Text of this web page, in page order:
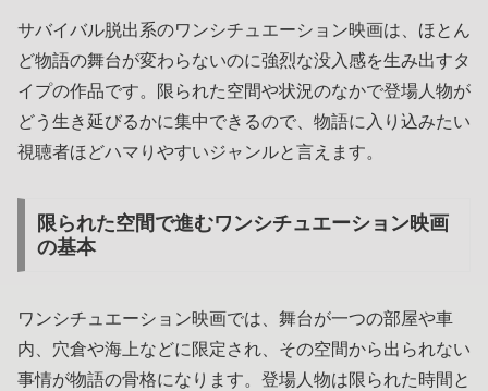
サバイバル脱出系のワンシチュエーション映画は、ほとん
ど物語の舞台が変わらないのに強烈な没入感を生み出すタ
イプの作品です。限られた空間や状況のなかで登場人物が
どう生き延びるかに集中できるので、物語に入り込みたい
視聴者ほどハマりやすいジャンルと言えます。
限られた空間で進むワンシチュエーション映画
の基本
ワンシチュエーション映画では、舞台が一つの部屋や車
内、穴倉や海上などに限定され、その空間から出られない
事情が物語の骨格になります。登場人物は限られた時間と